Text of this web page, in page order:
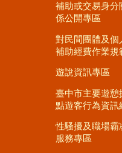
補助或交易身分
係公開專區
對民間團體及個
補助經費作業規
遊說資訊專區
臺中市主要遊憩
點遊客行為資訊
性騷擾及職場霸
服務專區